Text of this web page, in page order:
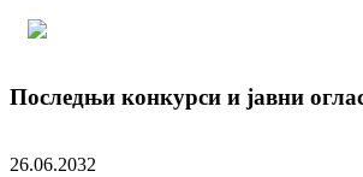
Последњи конкурси и јавни
26.06.2032